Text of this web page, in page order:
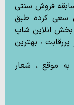
با بیش از ۵۰ سال سابقه فروش سنتی
سعی کرده طبق
بخش انلاین شاپ
پررقابت ، بهترین
موقع ، شعار